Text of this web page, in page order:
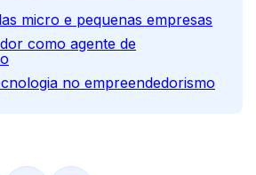
micro e pequenas empresas
como agente de
no empreendedorismo